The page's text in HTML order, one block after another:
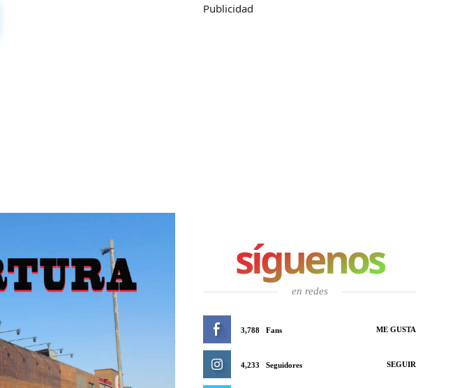
Publicidad
síguenos
en redes
3,788 Fans ME GUSTA
4,233 Seguidores SEGUIR